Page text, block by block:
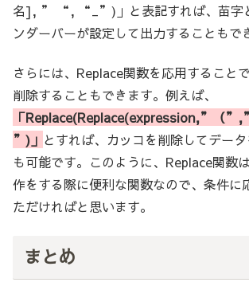
名], ” “, “_”)」と表記すれば、苗字
ンダーバーが設定して出力することもで
さらには、Replace関数を応用すること
削除することもできます。例えば、
「Replace(Replace(expression,”
”)」 とすれば、カッコを削除してデー
も可能です。このように、Replace関数
作をする際に便利な関数なので、条件に
ただければと思います。
まとめ